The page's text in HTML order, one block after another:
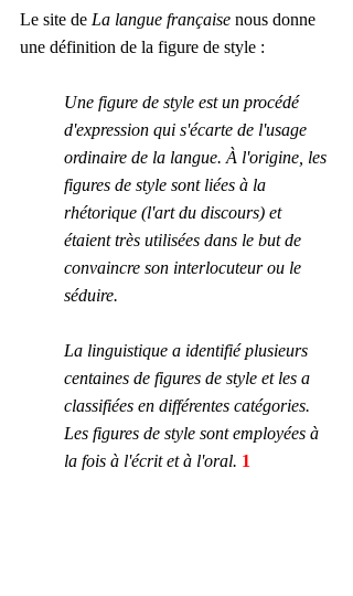
Le site de La langue française nous donne
une définition de la figure de style :
Une figure de style est un procédé
d'expression qui s'écarte de l'usage
ordinaire de la langue. À l'origine, les
figures de style sont liées à la
rhétorique (l'art du discours) et
étaient très utilisées dans le but de
convaincre son interlocuteur ou le
séduire.
La linguistique a identifié plusieurs
centaines de figures de style et les a
classifiées en différentes catégories.
Les figures de style sont employées à
la fois à l'écrit et à l'oral. 1